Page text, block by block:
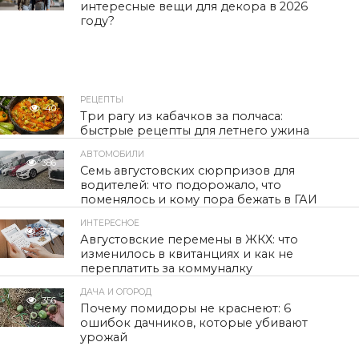
интересные вещи для декора в 2026
году?
40
РЕЦЕПТЫ
Три рагу из кабачков за полчаса:
быстрые рецепты для летнего ужина
386
АВТОМОБИЛИ
Семь августовских сюрпризов для
водителей: что подорожало, что
поменялось и кому пора бежать в ГАИ
372
ИНТЕРЕСНОЕ
Августовские перемены в ЖКХ: что
изменилось в квитанциях и как не
переплатить за коммуналку
356
ДАЧА И ОГОРОД
Почему помидоры не краснеют: 6
ошибок дачников, которые убивают
урожай